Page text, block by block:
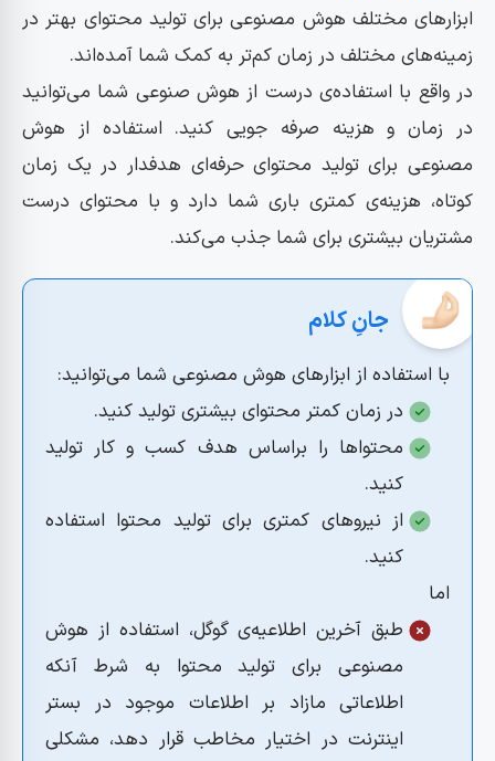
مزایای استفاده از ChatGPT در تولید محتوا
معایب استفاده از ChatGPT در تولید محتوا
هوش مصنوعی Writesonic| ابزار تخصصی تولید محتوای متنی
مزایای استفاده از Writesonic در تولید محتوا
معایب استفاده از Writesonic در تولید محتوا
هوش مصنوعی Rytr| ابزار تولید محتوای خلاقانه
مزایای استفاده از Rytr در تولید محتوا
معایب استفاده از Rytr در تولید محتوا
هوش مصنوعی Copy AI| تولید محتوای شبکه‌های اجتماعی
مزایای استفاده از Copy Ai در تولید محتوا
معایب استفاده از Copy Ai در تولید محتوا
هوش مصنوعی Shortly AI| ابزار هوشمند داستانگویی
مزایای استفاده از Shortly AI در تولید محتوا:
معایب استفاده از Shortly AI در تولید محتوا:
مقایسه‌‌ی ابزارهای هوش مصنوعی برای استفاده در تولید
محتوا
خودنویس| ابزار هوش مصنوعی به زبان فارسی
زیگپ| ابزار تولید محتوا به زبان فارسی
ابزارهای مختلف هوش مصنوعی برای تولید محتوای بهتر در
زمینه‌های مختلف در زمان کم‌تر به کمک شما آمده‌اند.
در واقع با استفاده‌ی درست از هوش صنوعی شما می‌توانید
در زمان و هزینه صرفه جویی کنید. استفاده از هوش
مصنوعی برای تولید محتوای حرفه‌ای هدفدار در یک زمان
کوتاه، هزینه‌ی کمتری باری شما دارد و با محتوای درست
مشتریان بیشتری برای شما جذب می‌کند.
با استفاده از ابزارهای هوش مصنوعی شما می‌توانید:
در زمان کمتر محتوای بیشتری تولید کنید.
محتواها را براساس هدف کسب و کار تولید
کنید.
از نیروهای کمتری برای تولید محتوا استفاده
کنید.
اما
طبق آخرین اطلاعیه‌ی گوگل، استفاده از هوش
مصنوعی برای تولید محتوا به شرط آنکه
اطلاعاتی مازاد بر اطلاعات موجود در بستر
اینترنت در اختیار مخاطب قرار دهد، مشکلی